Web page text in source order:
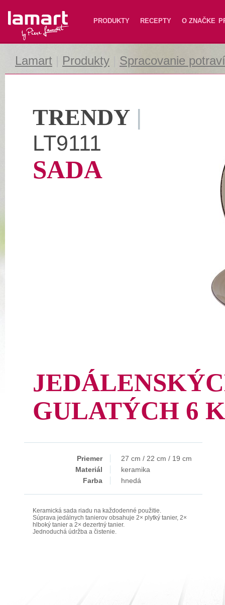
Lamart PRODUKTY RECEPTY O ZNAČKE
Lamart Produkty Spracovanie
TRENDY |
LT9111
SADA
GULATÝCH 6
Priemer
27 cm / 22 cm / 19 cm
Materiál
keramika
Farba
hnedá
Keramická sada riadu na každodenné použitie.
Súprava jedálnych tanierov obsahuje 2× plytký tanier, 2×
hlboký tanier a 2× dezertný tanier.
Jednoduchá údržba a čistenie.